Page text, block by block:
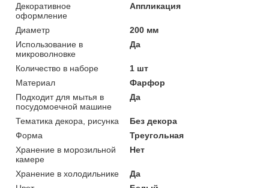
Декоративное
оформление
Аппликация
Диаметр
200 мм
Использование в
микроволновке
Да
Количество в наборе
1 шт
Материал
Фарфор
Подходит для мытья в
посудомоечной машине
Да
Тематика декора, рисунка
Без декора
Форма
Треугольная
Хранение в морозильной
камере
Нет
Хранение в холодильнике
Да